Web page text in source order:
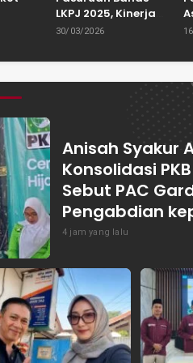
LKPJ 2025, Kinerja
Pemkab Tuai
Catatkan Tren
30/03/2026
Anisah Syakur
Konsolidasi
Sebut PAC
Pengabdian
4 jam yang lalu